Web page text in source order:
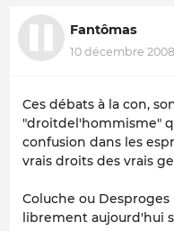
Fantômas
10 décembre
Ces débats à la con,
"droitdel'hommisme"
confusion dans les
vrais droits des vrais
Coluche ou
librement aujourd'hui